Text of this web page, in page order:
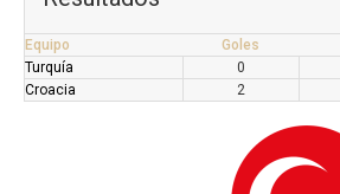
Equipo Goles
Turquía
0
Croacia
2